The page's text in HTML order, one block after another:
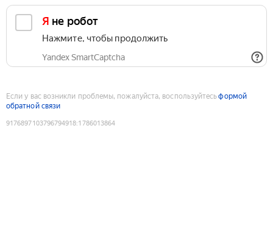
Я не робот
Нажмите, чтобы продолжить
Yandex SmartCaptcha
Если у вас возникли проблемы, пожалуйста, воспользуйтесьформой
обратной связи
9176897103796794918:1786013864